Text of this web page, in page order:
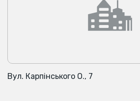
Вул. Карпінського О., 7